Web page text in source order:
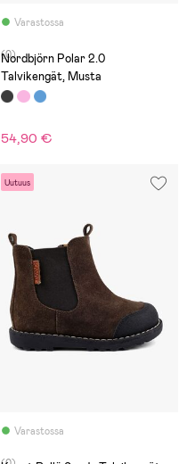
Varastossa
(0)
Nordbjörn Polar 2.0
Talvikengät, Musta
54,90 €
Uutuus
Varastossa